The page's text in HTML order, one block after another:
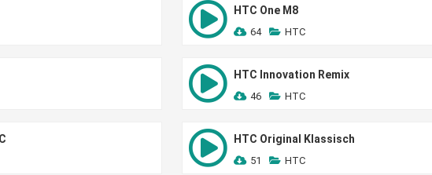
HTC One M8
64 HTC
HTC Innovation Remix
46 HTC
HTC Original Klassisch
51 HTC